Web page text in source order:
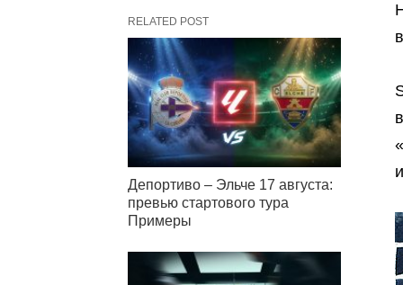
RELATED POST
Депортиво – Эльче 17 августа:
превью стартового тура
Примеры